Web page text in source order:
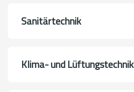
Sanitärtechnik
Klima- und Lüftungstechnik